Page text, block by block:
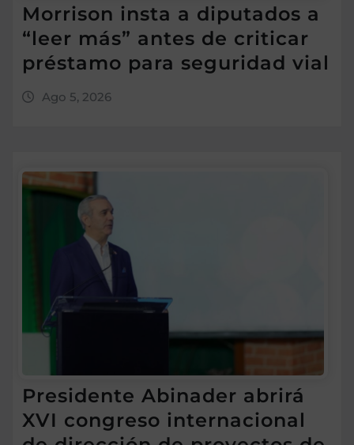
Morrison insta a diputados a
“leer más” antes de criticar
préstamo para seguridad vial
Ago 5, 2026
Presidente Abinader abrirá
XVI congreso internacional